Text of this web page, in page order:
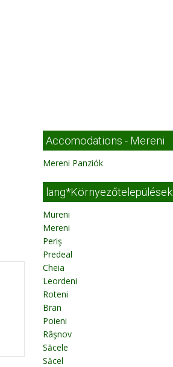
Accomodations - Mereni
Mereni Panziók
lang*Környezőtelepülések
Mureni
Mereni
Periş
Predeal
Cheia
Leordeni
Roteni
Bran
Poieni
Râşnov
Săcele
Săcel